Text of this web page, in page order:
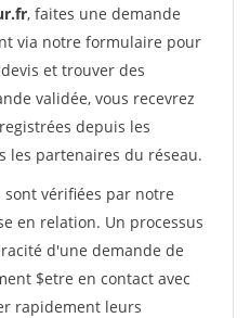
, faites une demande
via notre formulaire pour
et trouver des
validée, vous recevrez
depuis les
les partenaires du réseau.
sont vérifiées par notre
en relation. Un processus
d'une demande de
$etre en contact avec
rapidement leurs